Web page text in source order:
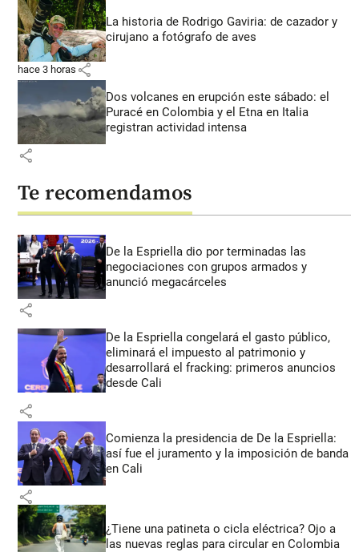
La historia de Rodrigo Gaviria: de cazador y
cirujano a fotógrafo de aves
hace 3 horas share
Dos volcanes en erupción este sábado: el
Puracé en Colombia y el Etna en Italia
registran actividad intensa
share
Te recomendamos
De la Espriella dio por terminadas las
negociaciones con grupos armados y
anunció megacárceles
share
De la Espriella congelará el gasto público,
eliminará el impuesto al patrimonio y
desarrollará el fracking: primeros anuncios
desde Cali
share
Comienza la presidencia de De la Espriella:
así fue el juramento y la imposición de banda
en Cali
share
¿Tiene una patineta o cicla eléctrica? Ojo a
las nuevas reglas para circular en Colombia